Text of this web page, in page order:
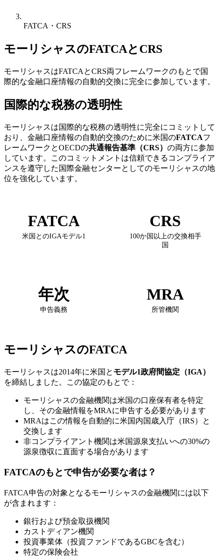
FATCA・CRS
モーリシャスのFATCAとCRS
モーリシャスはFATCAとCRS両フレームワークのもとで国
際的な金融口座情報の自動的交換に完全に参加しています。
国際的な税務の透明性
モーリシャスは国際的な税務の透明性に完全にコミットして
おり、金融口座情報の自動的交換のために米国のFATCAフ
レームワークとOECDの共通報告基準（CRS） の両方に参加
しています。このコミットメントは信頼できるコンプライア
ンスを遵守した国際金融センターとしてのモーリシャスの地
位を強化しています。
FATCA
米国とのIGAモデル1
CRS
100か国以上の交換相手
国
年次
申告義務
MRA
所管機関
モーリシャスのFATCA
モーリシャスは2014年に米国と モデル1政府間協定（IGA）
を締結しました。この協定のもとで：
モーリシャスの金融機関は米国の口座保有者を特定
し、その金融情報をMRAに申告する必要があります
MRAはこの情報を自動的に米国内国歳入庁（IRS）と
交換します
非コンプライアント機関は米国源泉支払いへの30%の
源泉徴収に直面する場合があります
FATCAのもとで申告が必要な者は？
FATCA申告の対象となるモーリシャスの金融機関には以下
が含まれます：
銀行および預金取扱機関
カストディアン機関
投資事業体（投資ファンドであるGBCを含む）
特定の保険会社